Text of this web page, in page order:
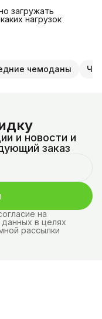
загружать
нагрузок
чемоданы
и новости и
заказ
на
в целях
рассылки